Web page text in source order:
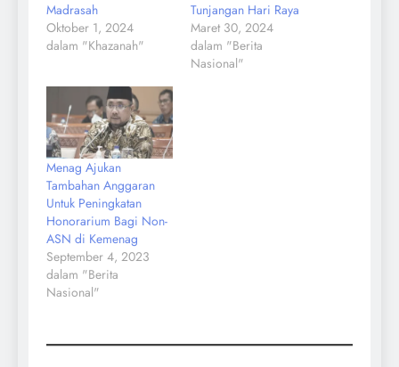
Madrasah
Oktober 1, 2024
dalam "Khazanah"
Tunjangan Hari Raya
Maret 30, 2024
dalam "Berita
Nasional"
Menag Ajukan
Tambahan Anggaran
Untuk Peningkatan
Honorarium Bagi Non-
ASN di Kemenag
September 4, 2023
dalam "Berita
Nasional"